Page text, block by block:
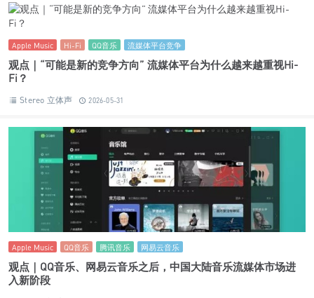
Apple Music Hi-Fi QQ音乐 流媒体平台竞争
观点｜“可能是新的竞争方向” 流媒体平台为什么越来越重视Hi-
Fi？
Stereo 立体声 2026-05-31
Apple Music QQ音乐 腾讯音乐 网易云音乐
观点｜QQ音乐、网易云音乐之后，中国大陆音乐流媒体市场进
入新阶段